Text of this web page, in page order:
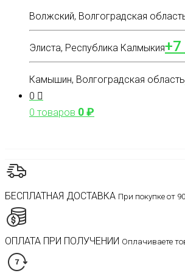
Волжский, Волгоградская
Элиста, Республика Калмыкия
Камышин, Волгоградская область
0
0 товаров 0₽
БЕСПЛАТНАЯ ДОСТАВКА При покупке от
ОПЛАТА ПРИ ПОЛУЧЕНИИ Оплачиваете